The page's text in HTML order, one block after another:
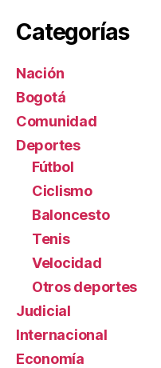
Categorías
Nación
Bogotá
Comunidad
Deportes
Fútbol
Ciclismo
Baloncesto
Tenis
Velocidad
Otros deportes
Judicial
Internacional
Economía